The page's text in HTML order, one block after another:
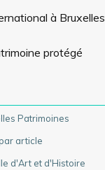
à Bruxelles
protégé
Patrimoines
article
d'Art et d'Histoire